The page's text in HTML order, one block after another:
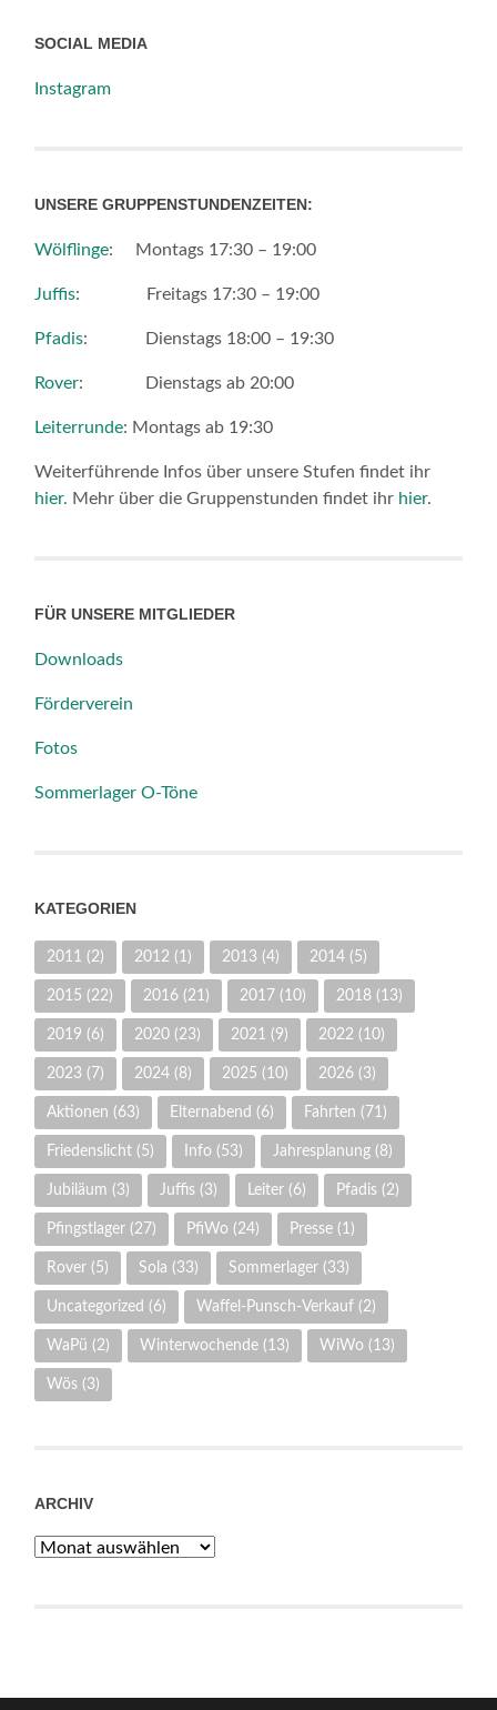
SOCIAL MEDIA
Instagram
UNSERE GRUPPENSTUNDENZEITEN:
Wölflinge: Montags 17:30 – 19:00
Juffis: Freitags 17:30 – 19:00
Pfadis: Dienstags 18:00 – 19:30
Rover: Dienstags ab 20:00
Leiterrunde: Montags ab 19:30
Weiterführende Infos über unsere Stufen findet ihr
hier. Mehr über die Gruppenstunden findet ihr hier.
FÜR UNSERE MITGLIEDER
Downloads
Förderverein
Fotos
Sommerlager O-Töne
KATEGORIEN
2011 (2) 2012 (1) 2013 (4) 2014 (5)
2015 (22) 2016 (21) 2017 (10) 2018 (13)
2019 (6) 2020 (23) 2021 (9) 2022 (10)
2023 (7) 2024 (8) 2025 (10) 2026 (3)
Aktionen (63) Elternabend (6) Fahrten (71)
Friedenslicht (5) Info (53) Jahresplanung (8)
Jubiläum (3) Juffis (3) Leiter (6) Pfadis (2)
Pfingstlager (27) PfiWo (24) Presse (1)
Rover (5) Sola (33) Sommerlager (33)
Uncategorized (6) Waffel-Punsch-Verkauf (2)
WaPü (2) Winterwochende (13) WiWo (13)
Wös (3)
ARCHIV
Archiv